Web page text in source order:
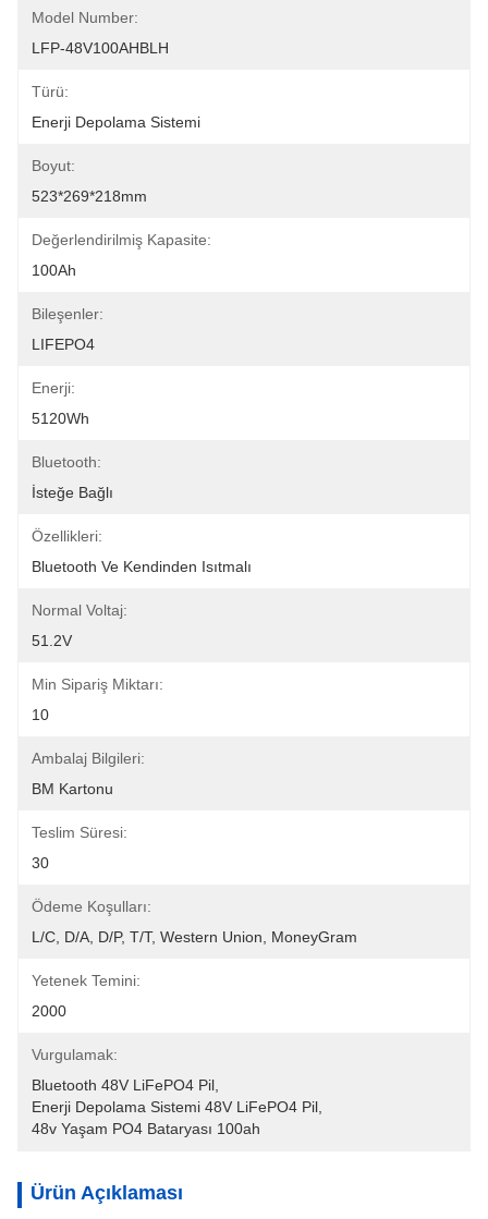
Model Number:
LFP-48V100AHBLH
Türü:
Enerji Depolama Sistemi
Boyut:
523*269*218mm
Değerlendirilmiş Kapasite:
100Ah
Bileşenler:
LIFEPO4
Enerji:
5120Wh
Bluetooth:
İsteğe Bağlı
Özellikleri:
Bluetooth Ve Kendinden Isıtmalı
Normal Voltaj:
51.2V
Min Sipariş Miktarı:
10
Ambalaj Bilgileri:
BM Kartonu
Teslim Süresi:
30
Ödeme Koşulları:
L/C, D/A, D/P, T/T, Western Union, MoneyGram
Yetenek Temini:
2000
Vurgulamak:
Bluetooth 48V LiFePO4 Pil
Enerji Depolama Sistemi 48V LiFePO4 Pil
48v Yaşam PO4 Bataryası 100ah
Ürün Açıklaması